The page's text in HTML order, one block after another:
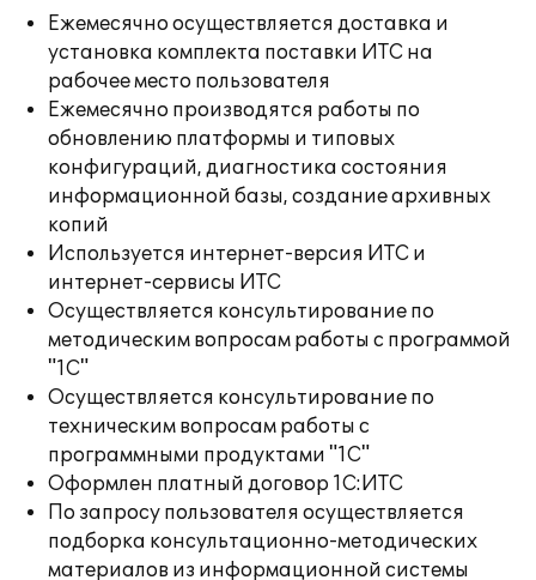
Ежемесячно осуществляется доставка и
установка комплекта поставки ИТС на
рабочее место пользователя
Ежемесячно производятся работы по
обновлению платформы и типовых
конфигураций, диагностика состояния
информационной базы, создание архивных
копий
Используется интернет-версия ИТС и
интернет-сервисы ИТС
Осуществляется консультирование по
методическим вопросам работы с программой
"1С"
Осуществляется консультирование по
техническим вопросам работы с
программными продуктами "1С"
Оформлен платный договор 1С:ИТС
По запросу пользователя осуществляется
подборка консультационно-методических
материалов из информационной системы